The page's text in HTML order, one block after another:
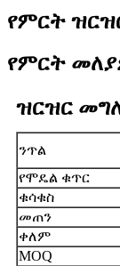
የምርት
የምርት
ዝርዝር
ንጥል
የሞዴል ቁጥር
ቁሳቁስ
መጠን
ቀለም
MOQ